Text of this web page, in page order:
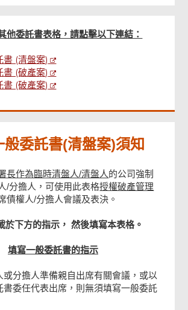
擔人的簽署
他委託書表格，請點擊以下連結：
書 (清盤案)
書 (破產案)
書 (破產案)
般委託書(清盤案)須知
長作為臨時清盤人/清盤人的公司強制
/分擔人，可使用此表格授權破產管理
債權人/分擔人會議及表決。
於下方的指示， 然後填寫本表格。
填寫一般委託書的指示
或分擔人準備親自出席有關會議，或以
書委任代表出席，則無須填寫一般委託